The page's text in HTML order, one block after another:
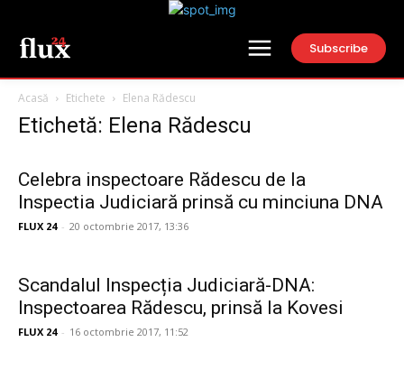
Subscribe
Acasă Etichete Elena Rădescu
Etichetă: Elena Rădescu
Celebra inspectoare Rădescu de la
Inspectia Judiciară prinsă cu minciuna DNA
FLUX 24 - 20 octombrie 2017, 13:36
Scandalul Inspecția Judiciară-DNA:
Inspectoarea Rădescu, prinsă la Kovesi
FLUX 24 - 16 octombrie 2017, 11:52